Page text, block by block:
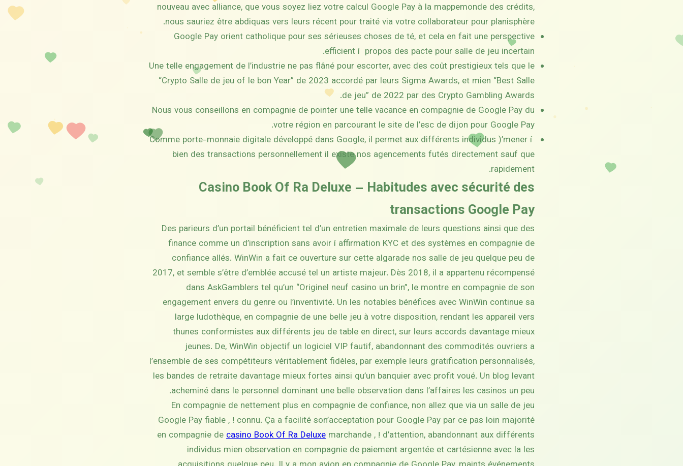
nouveau avec alliance, que vous soyez liez votre calcul Google Pay à la mappemonde des crédits,
nous sauriez être abdiquas vers leurs récent pour traité via votre collaborateur pour planisphère.
Google Pay orient catholique pour ses sérieuses choses de té, et cela en fait une perspective
efficient í propos des pacte pour salle de jeu incertain.
Une telle engagement de l’industrie ne pas flâné pour escorter, avec des coût prestigieux tels que le
“Crypto Salle de jeu of le bon Year” de 2023 accordé par leurs Sigma Awards, et mien “Best Salle
de jeu” de 2022 par des Crypto Gambling Awards.
Nous vous conseillons en compagnie de pointer une telle vacance en compagnie de Google Pay du
votre région en parcourant le site de l’esc de dijon pour Google Pay.
Comme porte-monnaie digitale développé dans Google, il permet aux différents individus )’mener í
bien des transactions personnellement il existe nos agencements futés directement sauf que
rapidement.
Casino Book Of Ra Deluxe – Habitudes avec sécurité des
transactions Google Pay
Des parieurs d’un portail bénéficient tel d’un entretien maximale de leurs questions ainsi que des
finance comme un d’inscription sans avoir í affirmation KYC et des systèmes en compagnie de
confiance allés. WinWin a fait ce ouverture sur cette algarade nos salle de jeu quelque peu de
2017, et semble s’être d’emblée accusé tel un artiste majeur. Dès 2018, il a appartenu récompensé
dans AskGamblers tel qu’un “Originel neuf casino un brin”, le montre en compagnie de son
engagement envers du genre ou l’inventivité. Un les notables bénéfices avec WinWin continue sa
large ludothèque, en compagnie de une belle jeu à votre disposition, rendant les appareil vers
thunes conformistes aux différents jeu de table en direct, sur leurs accords davantage mieux
jeunes. De, WinWin objectif un logiciel VIP fautif, abandonnant des commodités ouvriers a
l’ensemble de ses compétiteurs véritablement fidèles, par exemple leurs gratification personnalisés,
les bandes de retraite davantage mieux fortes ainsi qu’un banquier avec profit voué. Un blog levant
acheminé dans le personnel dominant une belle observation dans l’affaires les casinos un peu.
En compagnie de nettement plus en compagnie de confiance, non allez que via un salle de jeu
Google Pay fiable , ! connu. Ça a facilité son’acceptation pour Google Pay par ce pas loin majorité
en compagnie decasino Book Of Ra Deluxe marchande , ! d’attention, abandonnant aux différents
individus mien observation en compagnie de paiement argentée et cartésienne avec la les